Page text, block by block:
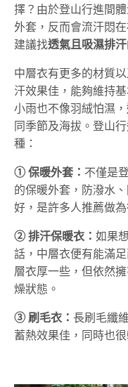
擇？由於登山行進間
外套，反而會流汗悶
建議找透氣且吸濕排汗
中層衣有更多的材質
汗效果佳，能夠維持
小雨也不像羽絨怕濕，
同季節及海拔。登山
種：
① 保暖外套： 不僅是
的保暖外套，防潑水
好，是許多人推薦做
② 排汗保暖衣：如果
話，中層衣便有能滿
層衣厚一些，但依然
燥狀態。
③ 刷毛衣：長刷毛纖
蓄熱效果佳，同時也